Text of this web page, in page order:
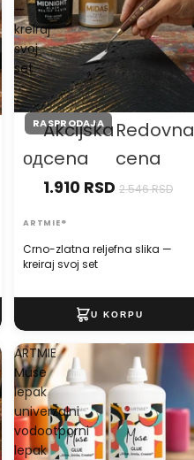
—
kreiraj
svoj
set
RASPRODAJA
Crno-zlatna reljefna slika —
kreiraj svoj set
од
Akcijska
cena
1.910 RSD
Redovna
cena
2.546 RSD
ARTMIE®
ARTMIE
Muse
lepak
univerzalni
vodootporni
lepak